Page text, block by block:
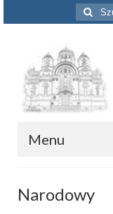
Szuklaj
w:
Menu
Intencje
Narodowy